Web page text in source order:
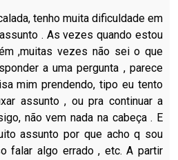
tenho muita dificuldade em
. As vezes quando estou
,muitas vezes não sei o que
a uma pergunta , parece
mim prendendo, tipo eu tento
assunto , ou pra continuar a
não vem nada na cabeça . E
assunto por que acho q sou
falar algo errado , etc. A partir